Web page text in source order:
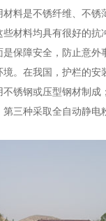
材料是不锈纤维、不锈
些材料均具有很好的抗
保障安全，防止意外
。在我国，护栏的安
不锈钢或压型钢材制成
三种采取全自动静电